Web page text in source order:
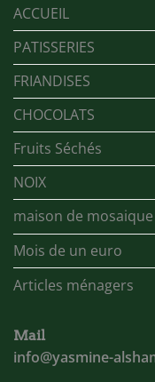
ACCUEIL
PATISSERIES
FRIANDISES
CHOCOLATS
Fruits Séchés
NOIX
maison de mosaique
Mois de un euro
Articles ménagers
Mail
info@yasmine-